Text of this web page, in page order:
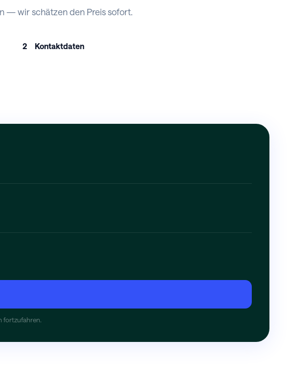
— wir schätzen den Preis sofort.
2 Kontaktdaten
fortzufahren.